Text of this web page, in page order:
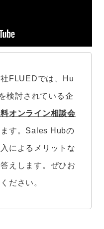
FLUEDでは、Hu
検討されている企
オンライン相談会
す。Sales Hubの
によるメリットな
えします。ぜひお
ださい。